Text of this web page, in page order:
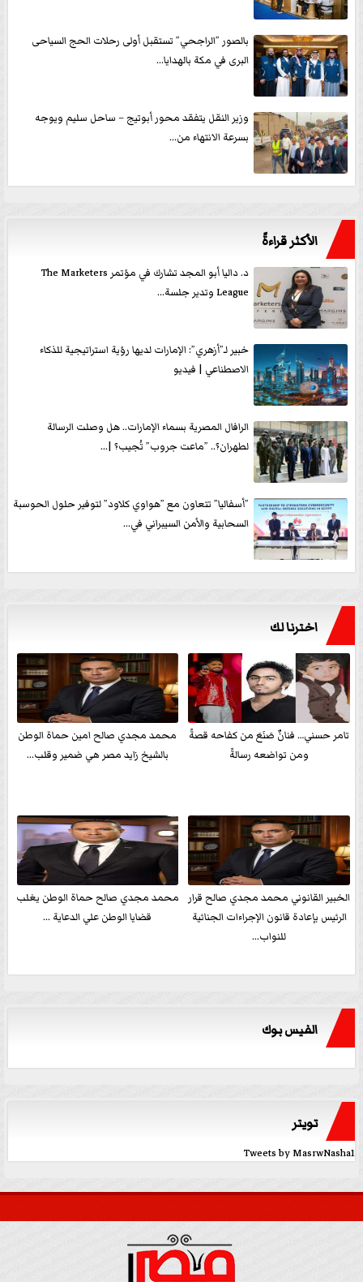
بالصور ”الراجحي” تستقبل أولى رحلات الحج السياحى
البرى في مكة بالهدايا...
وزير النقل يتفقد محور أبوتيج – ساحل سليم ويوجه
بسرعة الانتهاء من...
الأكثر قراءةً
د. داليا أبو المجد تشارك في مؤتمر The Marketers
League وتدير جلسة...
خبير لـ”أزهري”: الإمارات لديها رؤية استراتيجية للذكاء
الاصطناعي | فيديو
الرافال المصرية بسماء الإمارات.. هل وصلت الرسالة
لطهران؟.. ”ماعت جروب” تُجيب؟ |...
”أسفاليا” تتعاون مع ”هواوي كلاود” لتوفير حلول الحوسبة
السحابية والأمن السيبراني في...
اخترنا لك
تامر حسني… فنانٌ صَنَعَ من كفاحه قصةً
ومن تواضعه رسالةً
محمد مجدي صالح امين حماة الوطن
بالشيخ زايد مصر هي ضمير وقلب...
الخبير القانوني محمد مجدي صالح قرار
الرئيس بإعادة قانون الإجراءات الجنائية
للنواب...
محمد مجدي صالح حماة الوطن يغلب
قضايا الوطن علي الدعاية ...
الفيس بوك
تويتر
Tweets by MasrwNasha1